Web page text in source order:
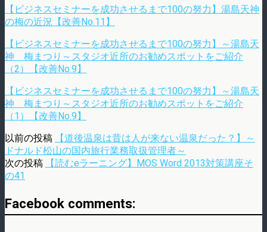
【ビジネスセミナーを成功させるまで100の努力】湯島天神
の梅の近況【改善No.11】
【ビジネスセミナーを成功させるまで100の努力】～湯島天
神 梅まつり～スタジオ近所のお勧めスポットをご紹介
（2）【改善No.9】
【ビジネスセミナーを成功させるまで100の努力】～湯島天
神 梅まつり～スタジオ近所のお勧めスポットをご紹介
（1）【改善No.9】
以前の投稿
【道後温泉は昔は人が来ない温泉だった？】～
ドナルド松山の国内旅行業務取扱管理者～
次の投稿
【読むeラーニング】MOS Word 2013対策講座そ
の41
Facebook comments: